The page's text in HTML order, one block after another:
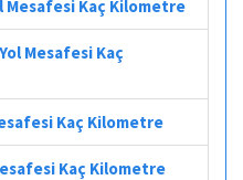
Mesafesi Kaç Kilometre
Mesafesi Kaç
Kaç Kilometre
Kaç Kilometre